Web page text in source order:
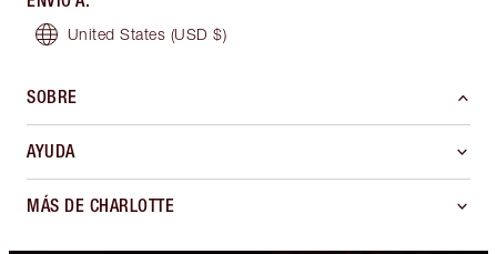
United States (USD $)
SOBRE
AYUDA
MÁS DE CHARLOTTE